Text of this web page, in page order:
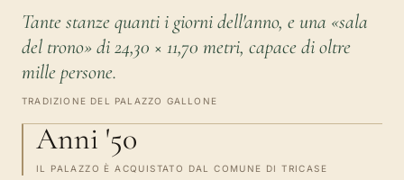
Tante stanze quanti i giorni dell'anno, e una «sala
del trono» di 24,30 × 11,70 metri, capace di oltre
mille persone.
TRADIZIONE DEL PALAZZO GALLONE
Anni '50
IL PALAZZO È ACQUISTATO DAL COMUNE DI TRICASE